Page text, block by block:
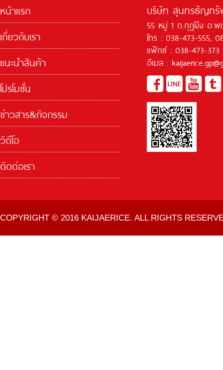
หน้าแรก
เกี่ยวกับเรา
แนะนำสินค้า
โปรโมชั่น
ข่าวสาร&กิจกรรม
วิดีโอ
ติดต่อเรา
บริษัท สุนทรธัญทรั
55 หมู่ 1 ต.กุฏโง้ง อ.
โทร : 038-473-555,
แฟ๊กซ์ : 038-473-373
อีเมล :
COPYRIGHT © 2016 KAIJAERICE. ALL RIGHTS